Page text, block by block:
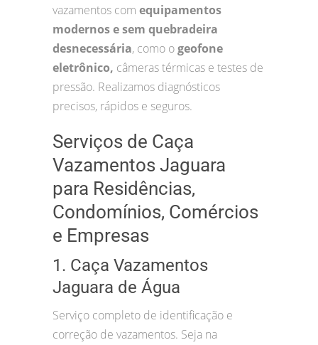
vazamentos com equipamentos
modernos e sem quebradeira
desnecessária, como ogeofone
eletrônico, câmeras térmicas e testes de
pressão. Realizamos diagnósticos
precisos, rápidos e seguros.
Serviços de Caça
Vazamentos Jaguara
para Residências,
Condomínios, Comércios
e Empresas
1. Caça Vazamentos
Jaguara de Água
Serviço completo de identificação e
correção de vazamentos. Seja na